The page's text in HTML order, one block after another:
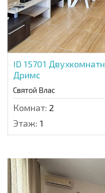
ID 15701
Дримс
Святой Влас
Комнат: 2
Этаж: 1